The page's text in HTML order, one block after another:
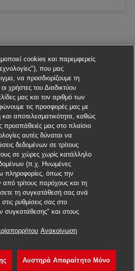
για αυτή τη θέση εργασίας
Collector 帳務催收員
cookies και παρεμφερείς
που μας
να προσδιορίζουμε τη
χρήστες του Διαδικτύου
μας και τον αριθμό των
τις προσφορές μας με
αποτελεσματικότητα, καθώς
προσπάθειές μας στο πλαίσιο
αυτές δύναται να
δεδομένων σε τρίτους
σε χώρες χωρίς κατάλληλο
(π.χ. Ηνωμένες
πληροφορίες, όπως την
τρίτους παρόχους και τη
τη συγκατάθεσή σας ανά
ρυθμίσεις σας στο
συγκατάθεσης" και στους
Ανακοίνωση
Αυστηρά Απαραίτητο Μόνο